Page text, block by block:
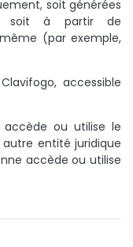
soit générées
soit à partir de
(par exemple,
accessible
accède ou utilise le
entité juridique
accède ou utilise